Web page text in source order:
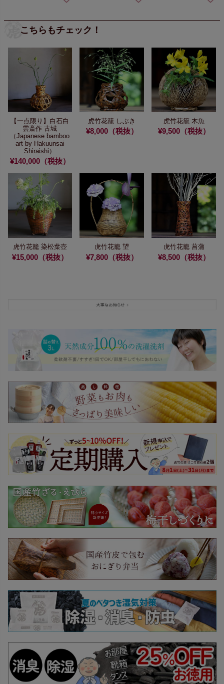
こちらもチェック！
【一点限り】 白石白
雲斎作 古城
（Japanese bamboo
art by Hakuunsai
Shiraishi）
¥140,000（税抜）
虎竹花籠 しぶき
¥8,000（税抜）
虎竹花籠 木魚
¥9,500（税抜）
虎竹花籠 染松葉壺
¥15,000（税抜）
虎竹花籠 望
¥7,800（税抜）
虎竹花籠 菖蒲
¥8,500（税抜）